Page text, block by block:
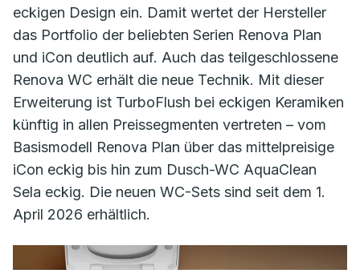
eckigen Design ein. Damit wertet der Hersteller
das Portfolio der beliebten Serien Renova Plan
und iCon deutlich auf. Auch das teilgeschlossene
Renova WC erhält die neue Technik. Mit dieser
Erweiterung ist TurboFlush bei eckigen Keramiken
künftig in allen Preissegmenten vertreten – vom
Basismodell Renova Plan über das mittelpreisige
iCon eckig bis hin zum Dusch-WC AquaClean
Sela eckig. Die neuen WC-Sets sind seit dem 1.
April 2026 erhältlich.